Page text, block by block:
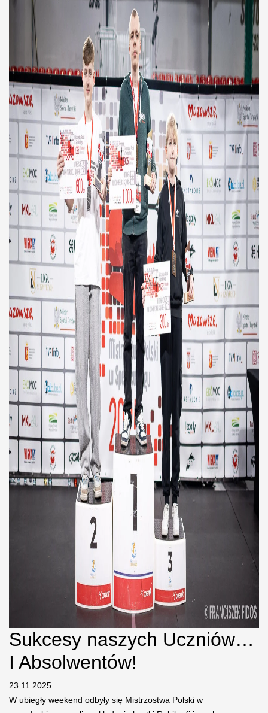
Sukcesy naszych Uczniów…
I Absolwentów!
23.11.2025
W ubiegły weekend odbyły się Mistrzostwa Polski w